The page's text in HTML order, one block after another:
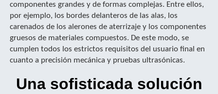
componentes grandes y de formas complejas. Entre ellos,
por ejemplo, los bordes delanteros de las alas, los
carenados de los alerones de aterrizaje y los componentes
gruesos de materiales compuestos. De este modo, se
cumplen todos los estrictos requisitos del usuario final en
cuanto a precisión mecánica y pruebas ultrasónicas.
Una sofisticada solución